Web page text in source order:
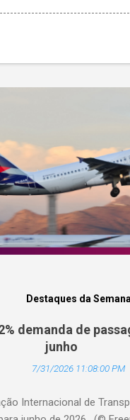
Destaques da Semana
demanda de
junho
7/31/2026 11:08:00 PM
Internacional de